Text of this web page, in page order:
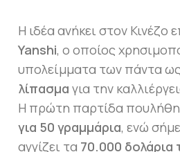
Η ιδέα ανήκει στον Κινέζο
Yanshi, ο οποίος
υπολείμματα των πάντα ως
λίπασμα για την
Η πρώτη παρτίδα
για 50 γραμμάρια, ενώ
αγγίζει τα 70.000 δολάρια